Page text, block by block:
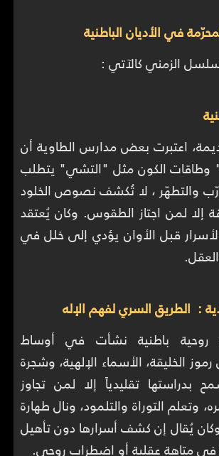
في الأديان الباطنية
الزمني كالآتي :
اعتبرت بعض مدارس الطاوية أن
وطاقات الكون مثل "التشي" يتطلب
والتطهّر ، لا تُكشف نصوص الخلود
إلا لمن اجتاز الطقوس. وكان يُعتقد
قبل الأوان يؤدي إلى خلل في
روحية باطنية نشأت في أوساط
رموز الخليقة، الأسماء الإلهية، وشجرة
بدراستها تقليدياً إلا لمن تجاوز
وتعلم التوراة والتلمود، ونال طهارة
يُقال إن كشف أسرارها دون تأهيل
في متاهة عقلية أو اضطراب روحي.